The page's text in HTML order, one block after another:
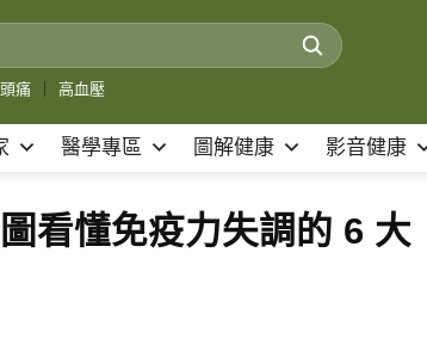
頭痛 高血壓
醫學專區 圖解健康 影音健康
看懂免疫力失調的 6 大